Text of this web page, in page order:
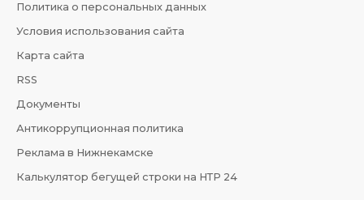
Политика о персональных данных
Условия использования сайта
Карта сайта
RSS
Документы
Антикоррупционная политика
Реклама в Нижнекамске
Калькулятор бегущей строки на НТР 24